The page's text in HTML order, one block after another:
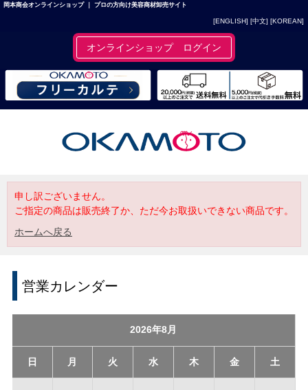
岡本商会オンラインショップ ｜ プロの方向け美容商材卸売サイト
[ENGLISH] [中文] [KOREAN]
オンラインショップ ログイン
申し訳ございません。
ご指定の商品は販売終了か、ただ今お取扱いできない商品です。
ホームへ戻る
営業カレンダー
2026年8月
日 月 火 水 木 金 土